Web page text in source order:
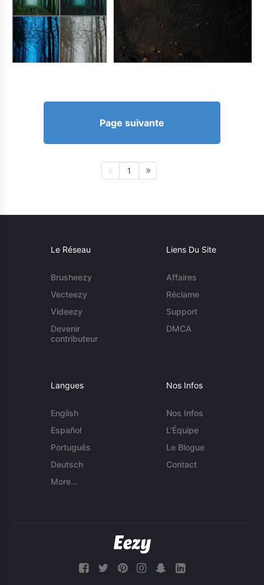
Page suivante
1
Le Réseau
Brusheezy
Vecteezy
Videezy
Devenir
contributeur
Liens Du Site
Affaires
Réclame
Support
DMCA
Langues
English
Español
Português
Deutsch
More...
Nos Infos
Nos Infos
L'Équipe
Le Blogue
Contact